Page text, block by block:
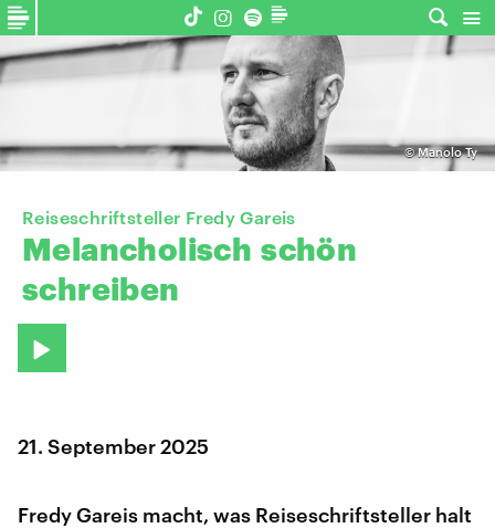
©Manolo Ty
Reiseschriftsteller Fredy Gareis
Melancholisch schön
schreiben
21. September 2025
Fredy Gareis macht, was Reiseschriftsteller halt